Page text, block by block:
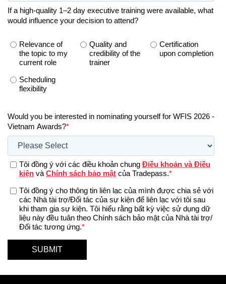
If a high-quality 1–2 day executive training were available, what
would influence your decision to attend?
Relevance of
the topic to my
current role
Quality and
credibility of the
trainer
Certification
upon completion
Scheduling
flexibility
Would you be interested in nominating yourself for WFIS 2026 -
Vietnam Awards?*
Tôi đồng ý với các điều khoản chung Điều khoản và Điều
kiện và Chính sách bảo mật của Tradepass.*
Tôi đồng ý cho thông tin liên lạc của mình được chia sẻ với
các Nhà tài trợ/Đối tác của sự kiện để liên lạc với tôi sau
khi tham gia sự kiện. Tôi hiểu rằng bất kỳ việc sử dụng dữ
liệu này đều tuân theo Chính sách bảo mật của Nhà tài trợ/
Đối tác tương ứng.*